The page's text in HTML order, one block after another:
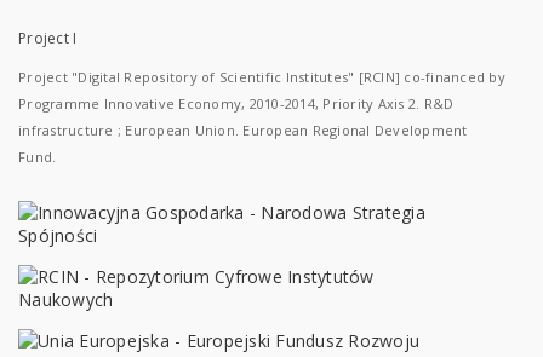
Project I
Project "Digital Repository of Scientific Institutes" [RCIN] co-financed by
Programme Innovative Economy, 2010-2014, Priority Axis 2. R&D
infrastructure ; European Union. European Regional Development
Fund.